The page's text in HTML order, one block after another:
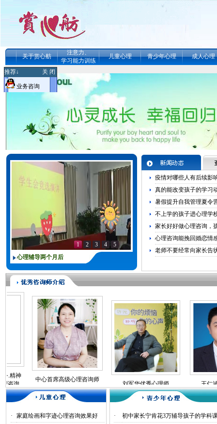
关于赏心舫
注意力、
学习能力训练
儿童心理 青少年心理 成人心理
心理辅导两个月后
1 2 3 4 5
疫情对哪些人有后续影
真的能改变孩子的学习
管理
暑假提升自我管理夏令
统、注
不上学的孩子进心理学
家长好好做心理咨询，
心理咨询能挽回婚恋情
老师不要经常向家长告
中心首席高级心理咨询师
孙英顿
刘军华优秀心理师 王仁波心理
·
家庭绘画和字迹心理咨询效果好
·
初中家长宁肯花3万辅导孩子的学科
推荐↓ 关 闭
业务咨询